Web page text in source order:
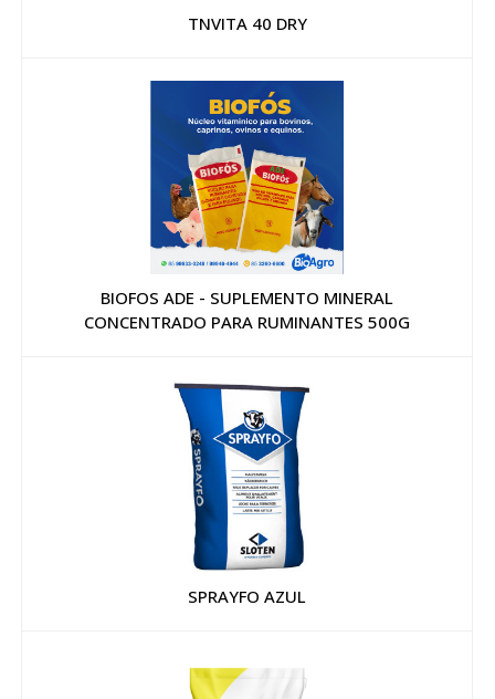
TNVITA 40 DRY
BIOFOS ADE - SUPLEMENTO MINERAL
CONCENTRADO PARA RUMINANTES 500G
SPRAYFO AZUL